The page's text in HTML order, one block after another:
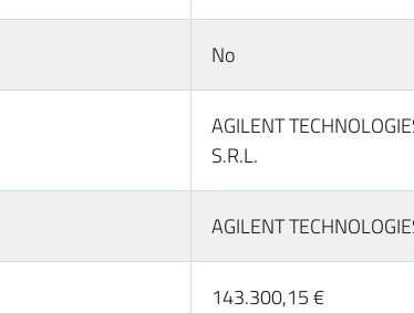
No
AGILENT
S.R.L.
AGILENT
143.300,15 €